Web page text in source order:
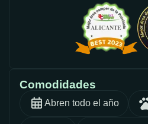
Comodidades
Abren todo el año